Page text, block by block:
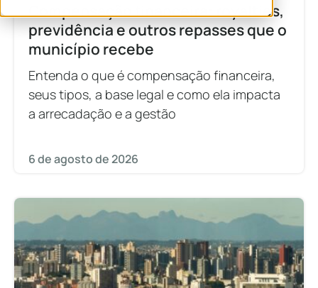
Compensação financeira: royalties,
previdência e outros repasses que o
município recebe
Entenda o que é compensação financeira,
seus tipos, a base legal e como ela impacta
a arrecadação e a gestão
6 de agosto de 2026